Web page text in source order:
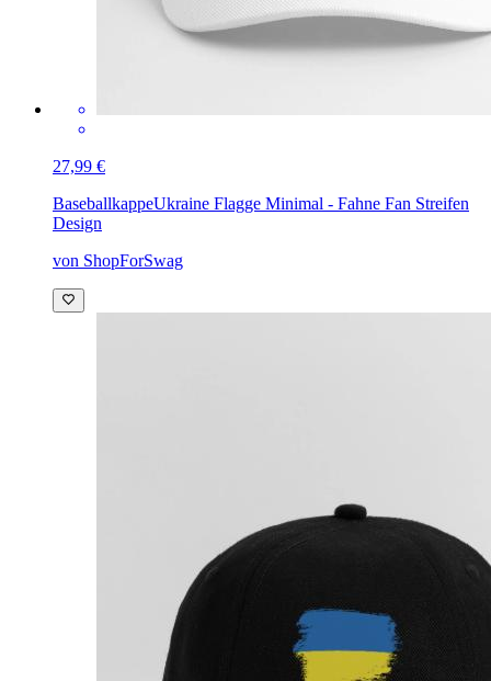
27,99 €
BaseballkappeUkraine Flagge Minimal - Fahne Fan Streifen
Design
von ShopForSwag